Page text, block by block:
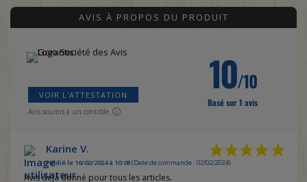
AVIS À PROPOS DU PRODUIT
VOIR L'ATTESTATION
Avis soumis à un contrôle
10/10
Basé sur 1 avis
Karine V.
Publié le 16/02/2024 à 10:08(Date de commande : 02/02/2024)
Avis déjà donné pour tous les articles.